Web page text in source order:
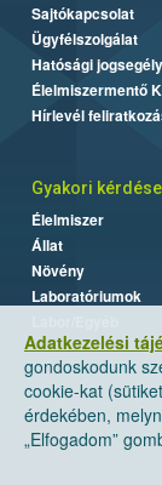
Adatkezelési
gondoskodunk
cookie-kat
érdekében,
„Elfogadom”
Sajtókapcsolat
Ügyfélszolgálat
Hatósági jogsegély
Élelmiszermentő
Hírlevél
Gyakori
Élelmiszer
Állat
Növény
Laboratóriumok